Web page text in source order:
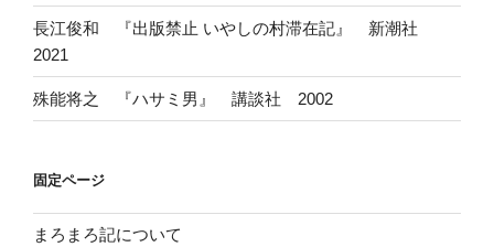
長江俊和 『出版禁止 いやしの村滞在記』 新潮社
2021
殊能将之 『ハサミ男』 講談社 2002
固定ページ
まろまろ記について